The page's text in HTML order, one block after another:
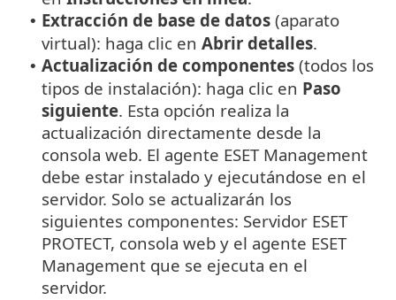
• Extracción de base de datos (aparato
virtual): haga clic en Abrir detalles.
• Actualización de componentes (todos los
tipos de instalación): haga clic en Paso
siguiente. Esta opción realiza la
actualización directamente desde la
consola web. El agente ESET Management
debe estar instalado y ejecutándose en el
servidor. Solo se actualizarán los
siguientes componentes: Servidor ESET
PROTECT, consola web y el agente ESET
Management que se ejecuta en el
servidor.